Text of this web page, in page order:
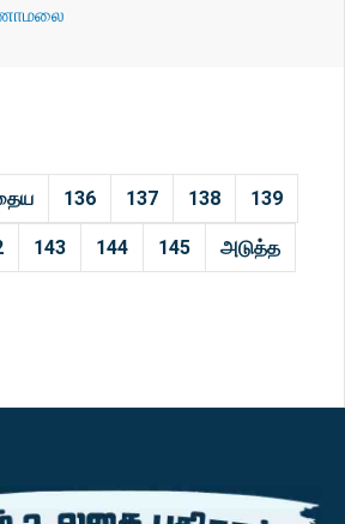
136 137 138 139
143 144 145 அடுத்த